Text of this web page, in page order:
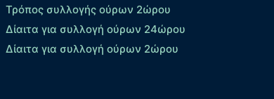
Τρόπος συλλογής ούρων 2ώρου
Δίαιτα για συλλογή ούρων 24ώρου
Δίαιτα για συλλογή ούρων 2ώρου